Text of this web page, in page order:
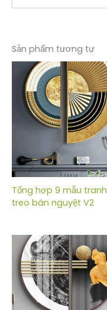
Sản phẩm tương tự
Tổng hợp 9 mẫu tranh
treo bán nguyệt V2